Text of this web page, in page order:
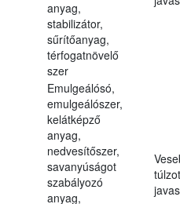
anyag,
stabilizátor,
sűrítőanyag,
térfogatnövelő
szer
Emulgeálósó,
emulgeálószer,
kelátképző
anyag,
nedvesítőszer,
savanyúságot
szabályozó
anyag,